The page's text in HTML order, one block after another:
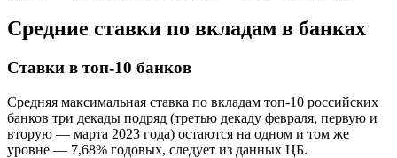
Средние ставки по вкладам в банках
Ставки в топ-10 банков
Средняя максимальная ставка по вкладам топ-10 российских
банков три декады подряд (третью декаду февраля, первую и
вторую — марта 2023 года) остаются на одном и том же
уровне — 7,68% годовых, следует из данных ЦБ.